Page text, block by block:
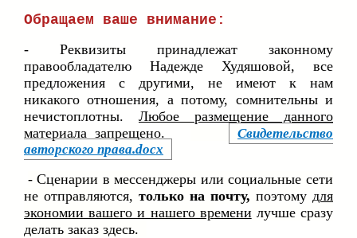
Обращаем ваше внимание:
- Реквизиты принадлежат законному
правообладателю Надежде Худяшовой, все
предложения с другими, не имеют к нам
никакого отношения, а потому, сомнительны и
нечистоплотны.
Любое размещение данного
материала запрещено.
Свидетельство
авторского права.docx
- Сценарии в мессенджеры или социальные сети
не отправляются, только на почту, поэтому для
экономии вашего и нашего времени лучше сразу
делать заказ здесь.